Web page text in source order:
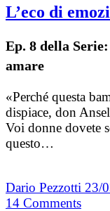
L’eco di
Ep. 8 della
amare
«Perché questa
dispiace, don
Voi donne dovete
questo…
Dario Pezzotti 23/
14 Comments